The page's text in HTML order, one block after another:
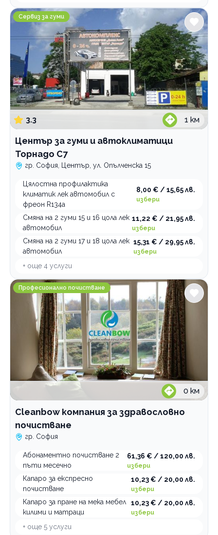
Център за гуми и автоклиматици Торнадо С7
Сервиз за гуми
3.3 1 км
Център за гуми и автоклиматици
Торнадо С7
гр. София, Център, ул. Опълченска 15
Цялостна профилактика
климатик лек автомобил с
фреон R134a
8,00 € / 15,65 лв.
избери
Смяна на 2 гуми 15 и 16 цола лек
автомобил
11,22 € / 21,95 лв.
избери
Смяна на 2 гуми 17 и 18 цола лек
автомобил
15,31 € / 29,95 лв.
избери
+ още 4 услуги
Cleanbow компания за здравословно почистване
Професионално почистване
0 км
Cleanbow компания за здравословно
почистване
гр. София
Абонаментно почистване 2
пъти месечно
61,36 € / 120,00 лв.
избери
Капаро за експресно
почистване
10,23 € / 20,00 лв.
избери
Капаро за пране на мека мебел
килими и матраци
10,23 € / 20,00 лв.
избери
+ още 5 услуги